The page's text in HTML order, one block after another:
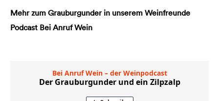
Mehr zum Grauburgunder in unserem Weinfreunde
Podcast Bei Anruf Wein